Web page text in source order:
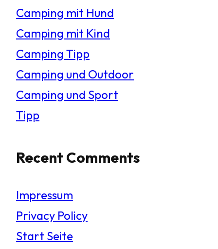
Camping mit Hund
Camping mit Kind
Camping Tipp
Camping und Outdoor
Camping und Sport
Tipp
Recent Comments
Impressum
Privacy Policy
Start Seite